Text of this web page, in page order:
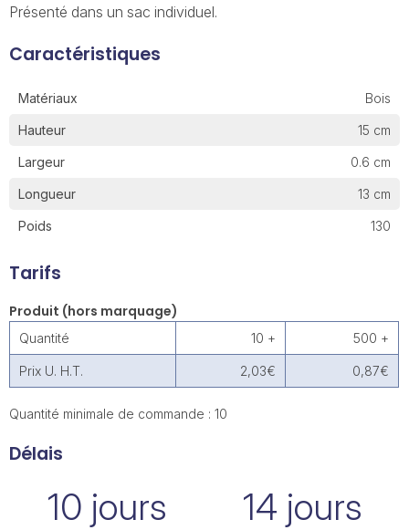
Présenté dans un sac individuel.
Caractéristiques
Matériaux Bois
Hauteur 15 cm
Largeur 0.6 cm
Longueur 13 cm
Poids 130
Tarifs
Produit (hors marquage)
Quantité 10 + 500 +
Prix U. H.T. 2,03€ 0,87€
Quantité minimale de commande : 10
Délais
10 jours 14 jours